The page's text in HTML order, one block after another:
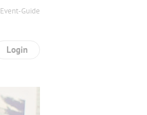
Event-Guide
Login